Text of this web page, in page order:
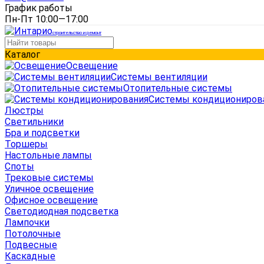
График работы
Пн-Пт 10:00—17:00
строительство и ремонт
Каталог
Освещение
Системы вентиляции
Отопительные системы
Системы
Люстры
Светильники
Бра и подсветки
Торшеры
Настольные лампы
Споты
Трековые системы
Уличное освещение
Офисное освещение
Светодиодная подсветка
Лампочки
Потолочные
Подвесные
Каскадные